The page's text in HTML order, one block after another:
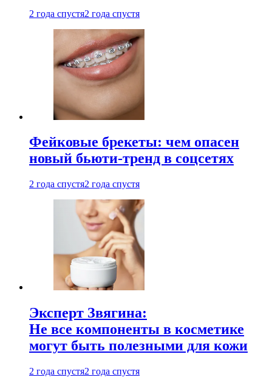
2 года спустя2 года спустя
Фейковые брекеты: чем опасен
новый бьюти-тренд в соцсетях
2 года спустя2 года спустя
Эксперт Звягина:
Не все компоненты в косметике
могут быть полезными для кожи
2 года спустя2 года спустя